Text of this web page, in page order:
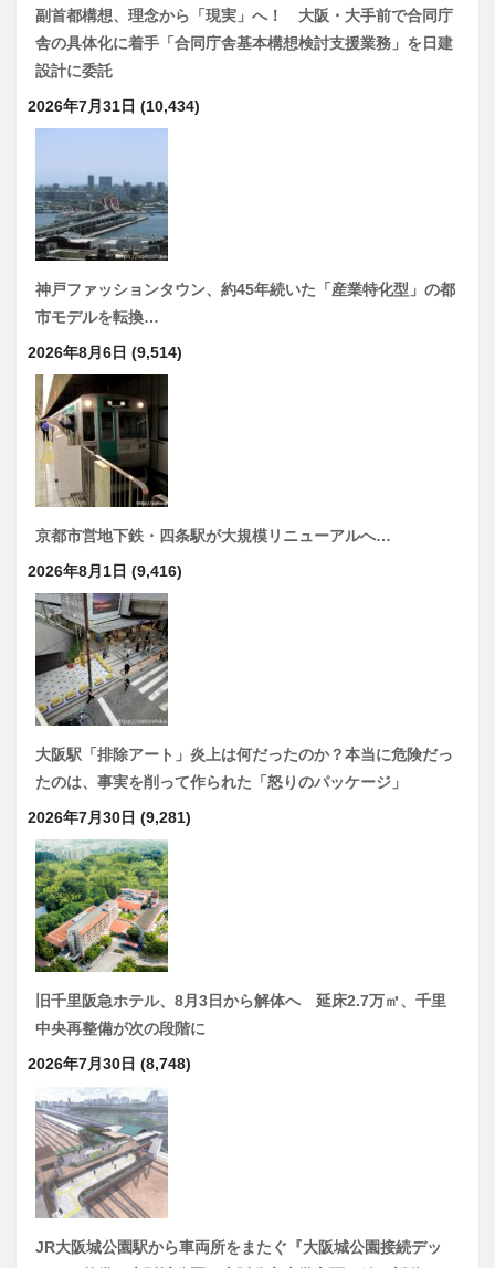
副首都構想、理念から「現実」へ！ 大阪・大手前で合同庁
舎の具体化に着手「合同庁舎基本構想検討支援業務」を日建
設計に委託
2026年7月31日 (10,434)
神戸ファッションタウン、約45年続いた「産業特化型」の都
市モデルを転換…
2026年8月6日 (9,514)
京都市営地下鉄・四条駅が大規模リニューアルへ…
2026年8月1日 (9,416)
大阪駅「排除アート」炎上は何だったのか？本当に危険だっ
たのは、事実を削って作られた「怒りのパッケージ」
2026年7月30日 (9,281)
旧千里阪急ホテル、8月3日から解体へ 延床2.7万㎡、千里
中央再整備が次の段階に
2026年7月30日 (8,748)
JR大阪城公園駅から車両所をまたぐ『大阪城公園接続デッ